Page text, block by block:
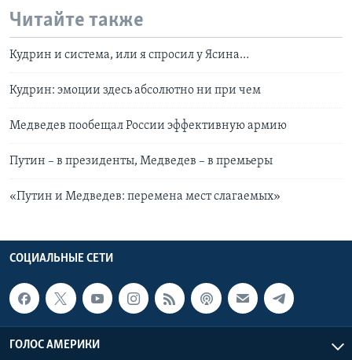
Читайте также
Кудрин и система, или я спросил у Ясина…
Кудрин: эмоции здесь абсолютно ни при чем
Медведев пообещал России эффективную армию
Путин – в президенты, Медведев – в премьеры
«Путин и Медведев: перемена мест слагаемых»
СОЦИАЛЬНЫЕ СЕТИ
ГОЛОС АМЕРИКИ